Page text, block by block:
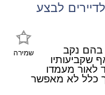
לבצע
שמירה
בהם נקב
שקביעותיו
לאור מעמדו
כלל לא מאפשר